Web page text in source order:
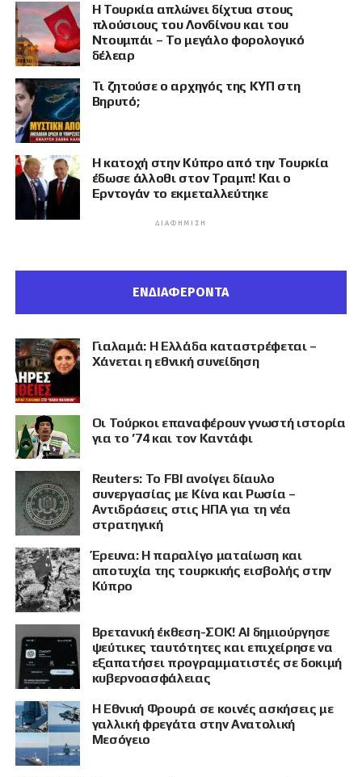
Η Τουρκία απλώνει δίχτυα στους
πλούσιους του Λονδίνου και του
Ντουμπάι – Το μεγάλο φορολογικό
δέλεαρ
Τι ζητούσε ο αρχηγός της ΚΥΠ στη
Βηρυτό;
Η κατοχή στην Κύπρο από την Τουρκία
έδωσε άλλοθι στον Τραμπ! Και ο
Ερντογάν το εκμεταλλεύτηκε
ΔΙΑΦΉΜΙΣΗ
ΕΝΔΙΑΦΕΡΟΝΤΑ
Γιαλαμά: Η Ελλάδα καταστρέφεται –
Χάνεται η εθνική συνείδηση
Οι Τούρκοι επαναφέρουν γνωστή ιστορία
για το ’74 και τον Καντάφι
Reuters: Το FBI ανοίγει δίαυλο
συνεργασίας με Κίνα και Ρωσία –
Αντιδράσεις στις ΗΠΑ για τη νέα
στρατηγική
Έρευνα: Η παραλίγο ματαίωση και
αποτυχία της τουρκικής εισβολής στην
Κύπρο
Βρετανική έκθεση-ΣΟΚ! AI δημιούργησε
ψεύτικες ταυτότητες και επιχείρησε να
εξαπατήσει προγραμματιστές σε δοκιμή
κυβερνοασφάλειας
Η Εθνική Φρουρά σε κοινές ασκήσεις με
γαλλική φρεγάτα στην Ανατολική
Μεσόγειο